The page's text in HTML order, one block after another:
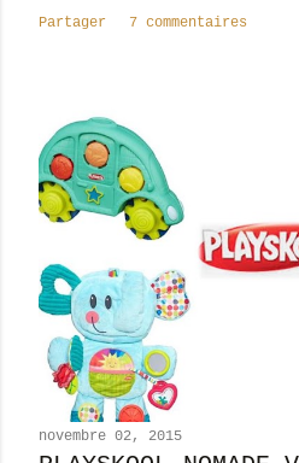
i
Partager 7 commentaires
novembre 02, 2015